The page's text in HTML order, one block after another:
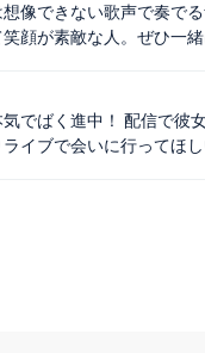
像できない歌声で奏で
顔が素敵な人。ぜひ一
でばく進中！ 配信で
イブで会いに行ってほ